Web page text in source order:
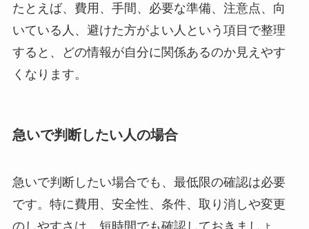
たとえば、費用、手間、必要な準備、注意点、向
いている人、避けた方がよい人という項目で整理
すると、どの情報が自分に関係あるのか見えやす
くなります。
急いで判断したい人の場合
急いで判断したい場合でも、最低限の確認は必要
です。特に費用、安全性、条件、取り消しや変更